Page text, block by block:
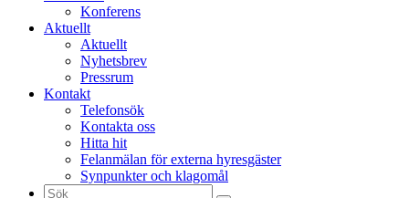
Konferens
Aktuellt
Aktuellt
Nyhetsbrev
Pressrum
Kontakt
Telefonsök
Kontakta oss
Hitta hit
Felanmälan för externa hyresgäster
Synpunkter och klagomål
Sök